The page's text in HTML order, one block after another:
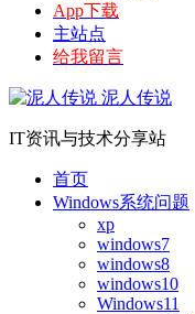
App下载
主站点
给我留言
泥人传说
IT资讯与技术分享站
首页
Windows系统问题
xp
windows7
windows8
windows10
Windows11